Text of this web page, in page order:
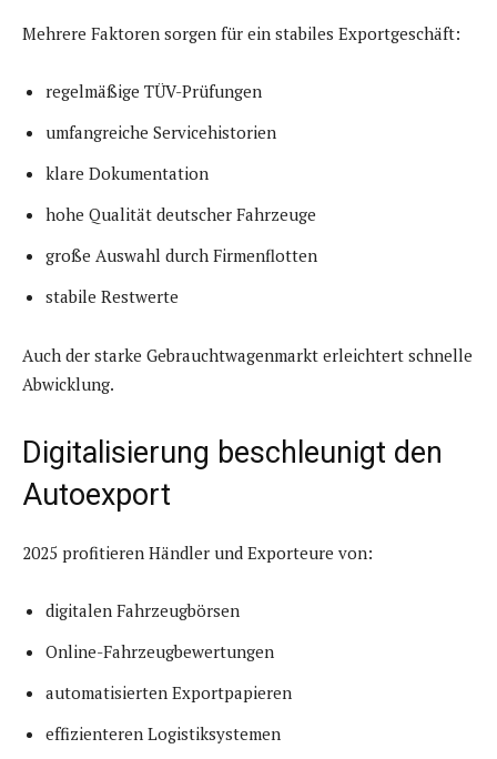
Mehrere Faktoren sorgen für ein stabiles Exportgeschäft:
regelmäßige TÜV-Prüfungen
umfangreiche Servicehistorien
klare Dokumentation
hohe Qualität deutscher Fahrzeuge
große Auswahl durch Firmenflotten
stabile Restwerte
Auch der starke Gebrauchtwagenmarkt erleichtert schnelle
Abwicklung.
Digitalisierung beschleunigt den
Autoexport
2025 profitieren Händler und Exporteure von:
digitalen Fahrzeugbörsen
Online-Fahrzeugbewertungen
automatisierten Exportpapieren
effizienteren Logistiksystemen